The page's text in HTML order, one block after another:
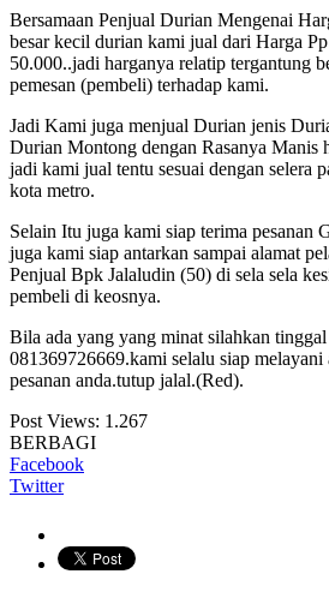
Bersamaan Penjual Durian Mengenai
besar kecil durian kami jual dari Harga
50.000..jadi harganya relatip tergantung
pemesan (pembeli) terhadap kami.
Jadi Kami juga menjual Durian jenis
Durian Montong dengan Rasanya Manis
jadi kami jual tentu sesuai dengan selera
kota metro.
Selain Itu juga kami siap terima pesanan
juga kami siap antarkan sampai alamat
Penjual Bpk Jalaludin (50) di sela sela
pembeli di keosnya.
Bila ada yang yang minat silahkan
081369726669.kami selalu siap melayani
pesanan anda.tutup jalal.(Red).
Post Views: 1.267
BERBAGI
Facebook
Twitter